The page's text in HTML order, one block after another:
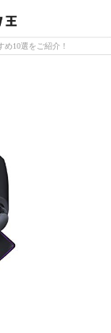
め10選をご紹介！